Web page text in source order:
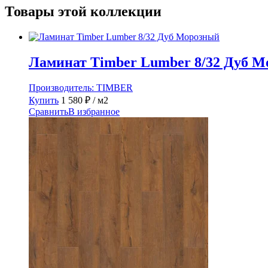
Товары этой коллекции
Ламинат Timber Lumber 8/32 Дуб
Производитель: TIMBER
Купить 1 580 ₽ / м2
СравнитьВ избранное